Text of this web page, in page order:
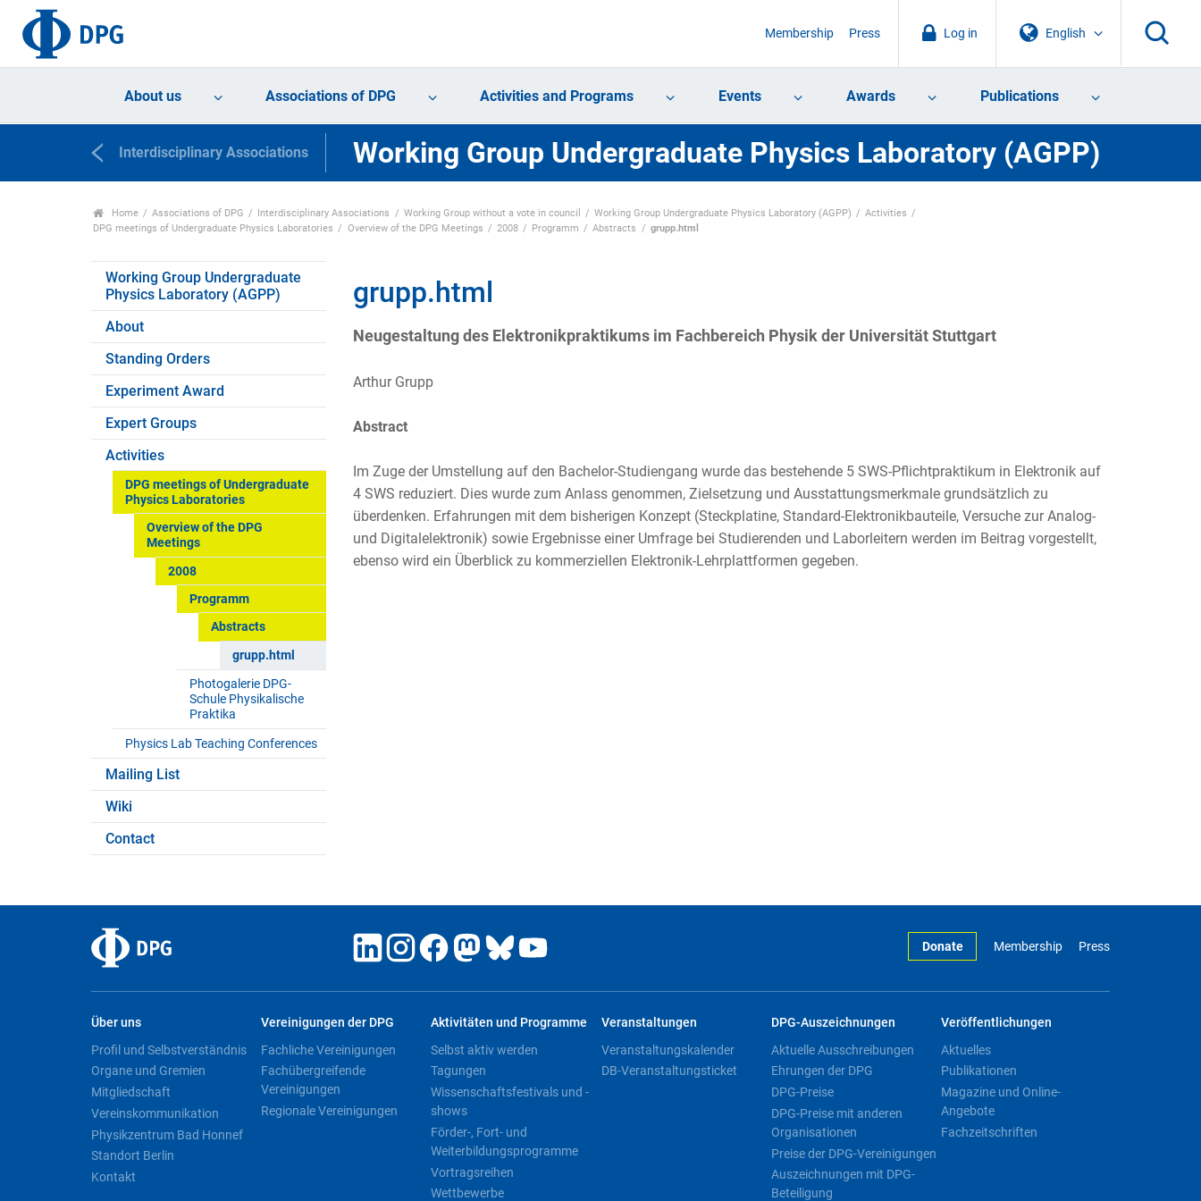
English
Log in
Membership Press
About us Associations of DPG Activities and Programs Events Awards Publications
Interdisciplinary Associations Working Group Undergraduate Physics Laboratory (AGPP)
Home Associations of DPG Interdisciplinary Associations Working Group without a vote in council Working Group Undergraduate Physics Laboratory (AGPP)
Activities
DPG meetings of Undergraduate Physics Laboratories
Overview of the DPG Meetings 2008 Programm Abstracts grupp.html
Working Group Undergraduate
Physics Laboratory (AGPP)
About
Standing Orders
Experiment Award
Expert Groups
Activities
DPG meetings of Undergraduate
Physics Laboratories
Overview of the DPG
Meetings
2008
Programm
Abstracts
grupp.html
Photogalerie DPG-
Schule Physikalische
Praktika
Physics Lab Teaching Conferences
Mailing List
Wiki
Contact
grupp.html
Neugestaltung des Elektronikpraktikums im Fachbereich Physik der Universität Stuttgart
Arthur Grupp
Abstract
Im Zuge der Umstellung auf den Bachelor-Studiengang wurde das bestehende 5 SWS-Pflichtpraktikum in Elektronik auf
4 SWS reduziert. Dies wurde zum Anlass genommen, Zielsetzung und Ausstattungsmerkmale grundsätzlich zu
überdenken. Erfahrungen mit dem bisherigen Konzept (Steckplatine, Standard-Elektronikbauteile, Versuche zur Analog-
und Digitalelektronik) sowie Ergebnisse einer Umfrage bei Studierenden und Laborleitern werden im Beitrag vorgestellt,
ebenso wird ein Überblick zu kommerziellen Elektronik-Lehrplattformen gegeben.
Donate Membership Press
Über uns
Profil und Selbstverständnis
Organe und Gremien
Mitgliedschaft
Vereinskommunikation
Physikzentrum Bad Honnef
Standort Berlin
Kontakt
Vereinigungen der DPG
Fachliche Vereinigungen
Fachübergreifende
Vereinigungen
Regionale Vereinigungen
Aktivitäten und Programme
Selbst aktiv werden
Tagungen
Wissenschaftsfestivals und -
shows
Förder-, Fort- und
Weiterbildungsprogramme
Vortragsreihen
Wettbewerbe
Veranstaltungen
Veranstaltungskalender
DB-Veranstaltungsticket
DPG-Auszeichnungen
Aktuelle Ausschreibungen
Ehrungen der DPG
DPG-Preise
DPG-Preise mit anderen
Organisationen
Preise der DPG-Vereinigungen
Auszeichnungen mit DPG-
Beteiligung
Veröffentlichungen
Aktuelles
Publikationen
Magazine und Online-
Angebote
Fachzeitschriften